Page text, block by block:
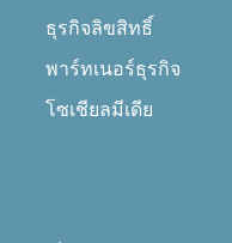
ธุรกิจลิขสิทธิ์
พาร์ทเนอร์ธุรกิจ
โซเชียลมีเดีย